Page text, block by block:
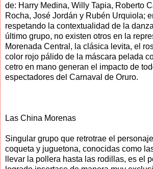
de: Harry Medina, Willy Tapia, Roberto
Rocha, José Jordán y Rubén Urquiola;
respetando la contextualidad de la
último grupo, no existen otros en la
Morenada Central, la clásica levita, el
color rojo pálido de la máscara pelada
cetro en mano generan el impacto de
espectadores del Carnaval de Oruro.
Las China Morenas
Singular grupo que retrotrae el
coqueta y juguetona, conocidas como
llevar la pollera hasta las rodillas, es el